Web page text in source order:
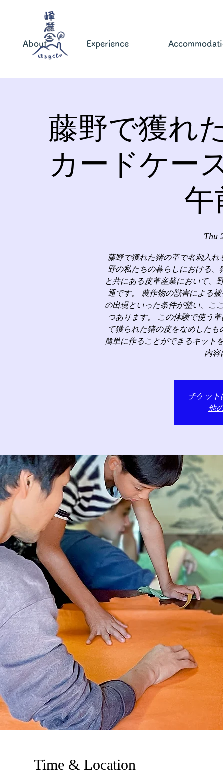
About Experience
藤野で獲れ
カードケー
午
Thu
藤野で獲れた猪の革で名刺入
野の私たちの暮らしにおける
と共にある皮革産業において、
通です。 農作物の獣害による
の出現といった条件が整い、こ
つあります。 この体験で使う
て獲られた猪の皮をなめした
簡単に作ることができるキット
内容
チケット
他
Time & Location